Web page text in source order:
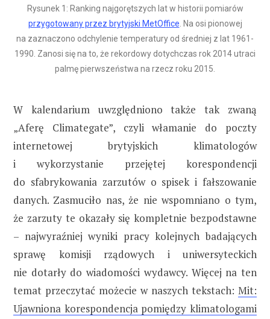
Rysunek 1: Ranking najgorętszych lat w historii pomiarów
przygotowany przez brytyjski MetOffice . Na osi pionowej
na zaznaczono odchylenie temperatury od średniej z lat 1961-
1990. Zanosi się na to, że rekordowy dotychczas rok 2014 utraci
palmę pierwszeństwa na rzecz roku 2015.
W kalendarium uwzględniono także tak zwaną
„Aferę Climategate”, czyli włamanie do poczty
internetowej brytyjskich klimatologów
i wykorzystanie przejętej korespondencji
do sfabrykowania zarzutów o spisek i fałszowanie
danych. Zasmuciło nas, że nie wspomniano o tym,
że zarzuty te okazały się kompletnie bezpodstawne
– najwyraźniej wyniki pracy kolejnych badających
sprawę komisji rządowych i uniwersyteckich
nie dotarły do wiadomości wydawcy. Więcej na ten
temat przeczytać możecie w naszych tekstach: Mit:
Ujawniona korespondencja pomiędzy klimatologami